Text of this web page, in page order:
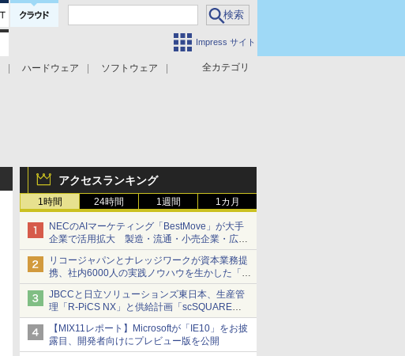
Impress サイト
全カテゴリ
ハードウェア
ソフトウェア
アクセスランキング
1時間 24時間 1週間 1カ月
NECのAIマーケティング「BestMove」が大手
企業で活用拡大 製造・流通・小売企業・広告
代理店などが実装フェーズへ
リコージャパンとナレッジワークが資本業務提
携、社内6000人の実践ノウハウを生かした「AI
商談記録 for RICOH」を展開へ
JBCCと日立ソリューションズ東日本、生産管
理「R-PiCS NX」と供給計画「scSQUARE
ISP」の連携サービスを提供開始
【MIX11レポート】Microsoftが「IE10」をお披
露目、開発者向けにプレビュー版を公開